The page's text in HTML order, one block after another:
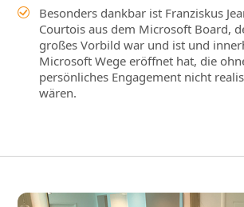
Besonders dankbar ist Franziskus
Courtois aus dem Microsoft Board,
großes Vorbild war und ist und
Microsoft Wege eröffnet hat, die
persönliches Engagement nicht
wären.